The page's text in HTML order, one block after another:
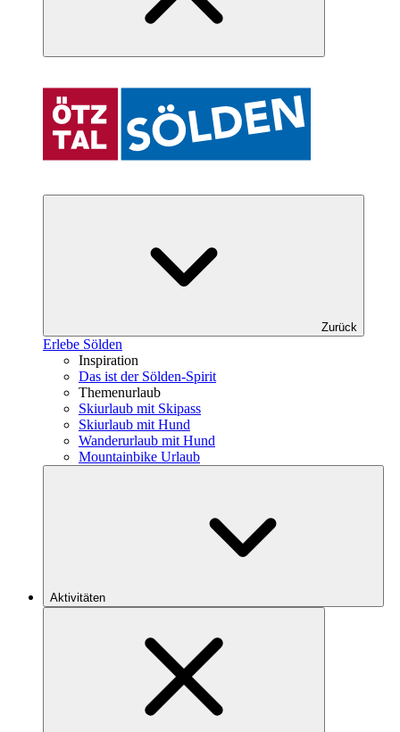
Zurück
Erlebe Sölden
Inspiration
Das ist der Sölden-Spirit
Themenurlaub
Skiurlaub mit Skipass
Skiurlaub mit Hund
Wanderurlaub mit Hund
Mountainbike Urlaub
Aktivitäten